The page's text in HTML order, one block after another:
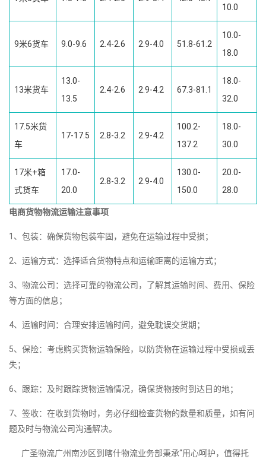
10.0
9米6货车 9.0-9.6 2.4-2.6 2.9-4.0 51.8-61.2
10.0-
18.0
13米货车
13.0-
13.5
2.4-2.6 2.9-4.2 67.3-81.1
18.0-
32.0
17.5米货
车
17-17.5 2.8-3.2 2.9-4.2
100.2-
137.2
18.0-
30.0
17米+箱
式货车
17.0-
20.0
2.8-3.2 2.9-4.0
130.0-
150.0
20.0-
28.0
电商货物物流运输注意事项
1、包装：确保货物包装牢固，避免在运输过程中受损；
2、运输方式：选择适合货物特点和运输距离的运输方式；
3、物流公司：选择可靠的物流公司，了解其运输时间、费用、保险
等方面的信息；
4、运输时间：合理安排运输时间，避免耽误交货期；
5、保险：考虑购买货物运输保险，以防货物在运输过程中受损或丢
失；
6、跟踪：及时跟踪货物运输情况，确保货物按时到达目的地；
7、签收：在收到货物时，务必仔细检查货物的数量和质量，如有问
题及时与物流公司沟通解决。
广圣物流广州南沙区到喀什物流业务部秉承“用心呵护，值得托